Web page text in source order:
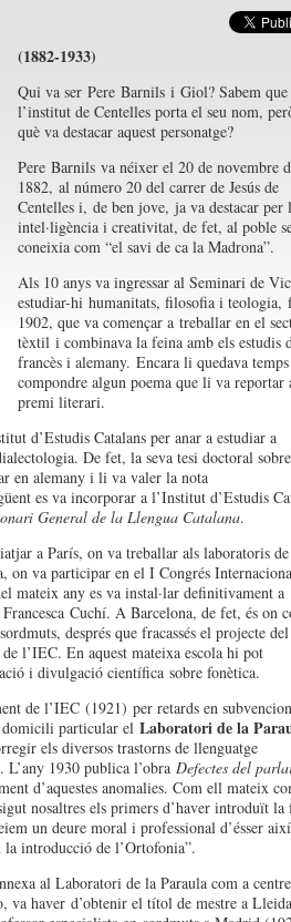
(1882-1933)
Qui va ser Pere Barnils i Giol? Sabem que
l’institut de Centelles porta el seu nom,
què va destacar aquest personatge?
Pere Barnils va néixer el 20 de novembre
1882, al número 20 del carrer de Jesús de
Centelles i, de ben jove, ja va destacar per
intel·ligència i creativitat, de fet, al poble
coneixia com “el savi de ca la Madrona”.
Als 10 anys va ingressar al Seminari de
estudiar-hi humanitats, filosofia i teologia,
1902, que va començar a treballar en el
tèxtili combinava la feina amb els estudis
francès i alemany. Encara li quedava
compondre algun poema que li va reportar
premi literari.
d’Estudis Catalans per anar a estudiar a
De fet, la seva tesi doctoral
en alemany i li va valer la nota
es va incorporar a l’Institut d’Estudis
General de la Llengua Catalana.
a París, on va treballar als laboratoris de
on va participar en el I Congrés
mateix any es va instal·lar definitivament a
Cuchí. A Barcelona, de fet, és on
muts, després que fracassés el projecte del
l’IEC. En aquest mateixa escola hi pot
i divulgació científicasobre fonètica.
de l’IEC(1921) per retards en
domicili particular el Laboratori de la
els diversos trastorns de llenguatge
1930 publica l’obra Defectes del
d’aquestes anomalies. Com ell mateix
nosaltres els primers d’haver introduït la
un deure moral i professional d’ésser
introducció de l’Ortofonia”.
al Laboratori de la Paraula com a centre
va haverd’obtenir el títol de mestre a Lleida